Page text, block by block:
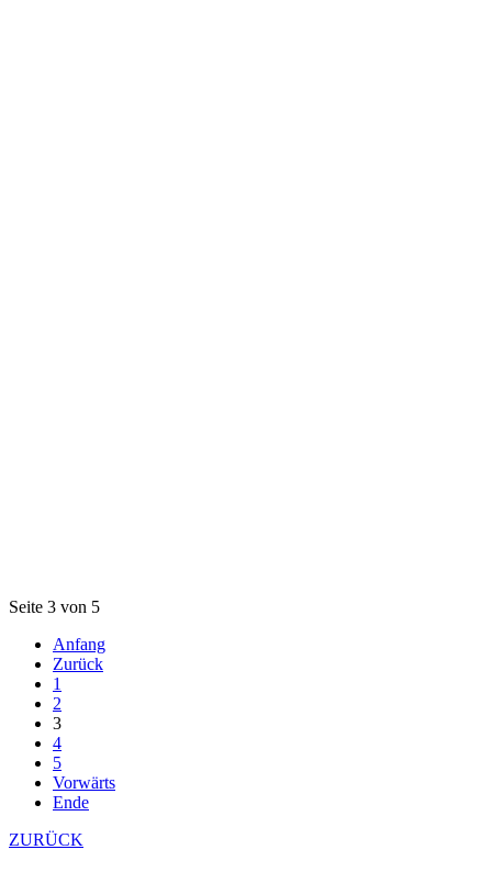
Seite 3 von 5
Anfang
Zurück
1
2
3
4
5
Vorwärts
Ende
ZURÜCK